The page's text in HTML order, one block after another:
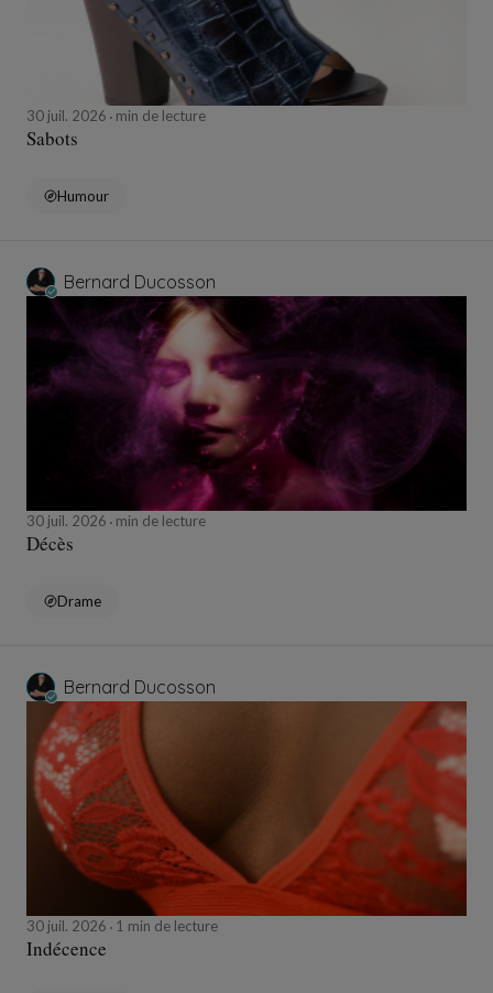
30 juil. 2026 min de lecture
Sabots
Humour
Bernard Ducosson
30 juil. 2026 min de lecture
Décès
Drame
Bernard Ducosson
30 juil. 2026 1 min de lecture
Indécence